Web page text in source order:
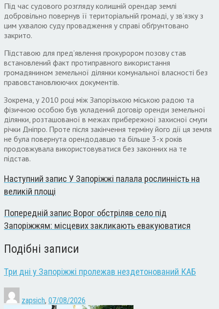
Під час судового розгляду колишній орендар землі
добровільно повернув її територіальній громаді, у зв’язку з
цим ухвалою суду провадження у справі обґрунтовано
закрито.
Підставою для пред’явлення прокурором позову став
встановлений факт протиправного використання
громадянином земельної ділянки комунальної власності без
правовстановлюючих документів.
Зокрема, у 2010 році між Запорізькою міською радою та
фізичною особою був укладений договір оренди земельної
ділянки, розташованої в межах прибережної захисної смуги
річки Дніпро. Проте після закінчення терміну його дії ця земля
не була повернута орендодавцю та більше 3-х років
продовжувала використовуватися без законних на те
підстав.
Наступний запис У Запоріжжі палала рослинність на
великій площі
Попередній запис Ворог обстріляв село під
Запоріжжям: місцевих закликають евакуюватися
Подібні записи
Три дні у Запоріжжі пролежав нездетонований КАБ
zapsich, 07/08/2026